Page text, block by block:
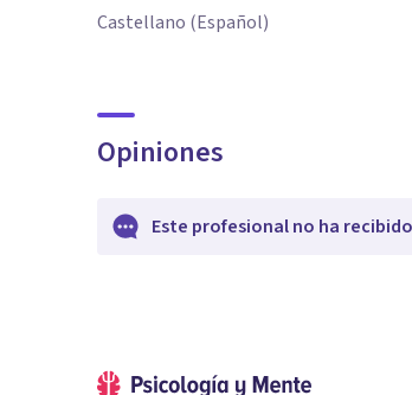
Castellano (Español)
Opiniones
Este profesional no ha